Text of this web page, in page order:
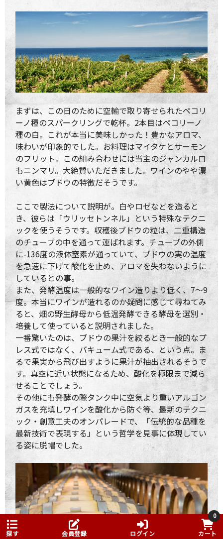
まずは、この日のために空輸で取り寄せられたペコリ
ーノ種のスパークリングで乾杯。2本目はペコリーノ
種の白。これが本当に美味しかった！豊かなアロマ、
味わいが印象的でした。お料理はマイタケとサーモン
のフリット。この組み合わせには当主のジャンカルロ
もニンマリ。大絶賛いただきました。ワインのやや濃
い黄色はブドウの特徴だそうです。
ここで製法について説明が。白やロゼなどを造ると
き、彼らは「ウリッセトンネル」という特殊なテクニ
ックを使うそうです。収穫後ブドウの粒は、二重構造
のチューブの中を通って運ばれます。チューブの外側
に-136度の液体窒素が通っていて、ブドウの実の温度
を急速に下げて酸化を止め、アロマを失わないように
しているとの事。
また、発酵温度は一般的なワイン造りより低く、7～9
度。本当にワインが造れるのか疑問に感じて尋ねてみ
ると、畑の野生酵母から低温発酵できる酵母を選別・
培養して使っていると説明されました。
一番驚いたのは、ブドウの果汁を絞るとき一般的なプ
レス式ではなく、バキューム式である、という点。ま
るで果実から飛び出すように果汁が抽出されるそうで
す。真空に近い状態になるため、酸化を極限まで減ら
せることでしょう。
その他にも発酵の際タンク中に空気より重いアルゴン
ガスを充填しワインを酸化から防ぐ等、最新のテクニ
ック・創意工夫のオンパレードで、「伝統的な品種を
最新技術で表現する」という哲学を見事に体現してい
る姿に脱帽でした。
探す 会員登録 ログイン
0
カート